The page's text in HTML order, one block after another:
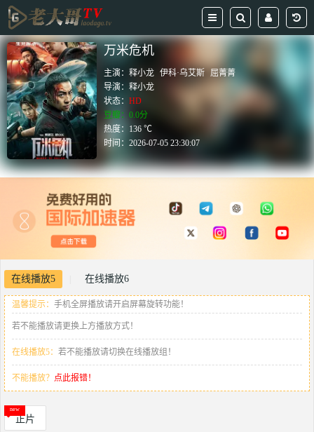
万米危机
主演：释小龙 伊科·乌艾斯
屈菁菁
导演：释小龙
状态：HD
豆瓣：0.0分
热度：136 ℃
时间：2026-07-05 23:30:07
在线播放5 在线播放6
温馨提示： 手机全屏播放请开启屏幕旋转功能！
若不能播放请更换上方播放方式！
在线播放5： 若不能播放请切换在线播放组！
不能播放？ 点此报错！
正片